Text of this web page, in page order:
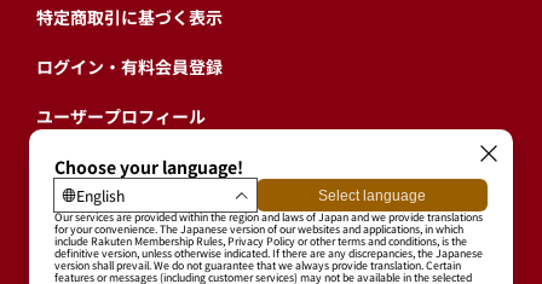
特定商取引に基づく表示
ログイン・有料会員登録
ユーザープロフィール
会員情報引継ぎ
退会